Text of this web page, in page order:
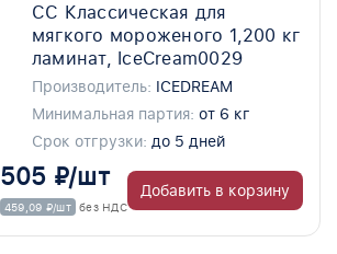
СС Классическая для
мягкого мороженого 1,200 кг
ламинат, IceCream0029
Производитель: ICEDREAM
Минимальная партия: от 6 кг
Срок отгрузки: до 5 дней
505 ₽/шт
459,09 ₽/шт без НДС
Добавить в корзину